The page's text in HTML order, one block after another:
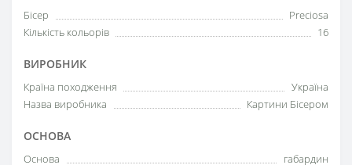
Бісер
Preciosa
Кількість кольорів
16
ВИРОБНИК
Країна походження
Україна
Назва виробника
Картини Бісером
ОСНОВА
Основа габардин